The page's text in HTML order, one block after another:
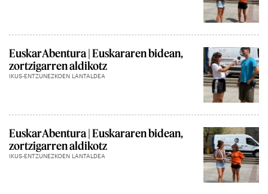
EuskarAbentura | Euskararen bidean,
zortzigarren aldikotz
IKUS-ENTZUNEZKOEN LANTALDEA
EuskarAbentura | Euskararen bidean,
zortzigarren aldikotz
IKUS-ENTZUNEZKOEN LANTALDEA